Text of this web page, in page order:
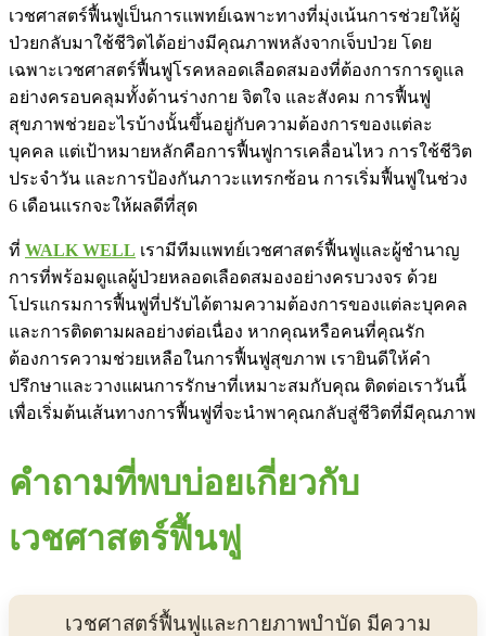
เวชศาสตร์ฟื้นฟูเป็นการแพทย์เฉพาะทางที่มุ่งเน้นการช่วยให้ผู้
ป่วยกลับมาใช้ชีวิตได้อย่างมีคุณภาพหลังจากเจ็บป่วย โดย
เฉพาะเวชศาสตร์ฟื้นฟูโรคหลอดเลือดสมองที่ต้องการการดูแล
อย่างครอบคลุมทั้งด้านร่างกาย จิตใจ และสังคม การฟื้นฟู
สุขภาพช่วยอะไรบ้างนั้นขึ้นอยู่กับความต้องการของแต่ละ
บุคคล แต่เป้าหมายหลักคือการฟื้นฟูการเคลื่อนไหว การใช้ชีวิต
ประจำวัน และการป้องกันภาวะแทรกซ้อน การเริ่มฟื้นฟูในช่วง
6 เดือนแรกจะให้ผลดีที่สุด
ที่ WALK WELL เรามีทีมแพทย์เวชศาสตร์ฟื้นฟูและผู้ชำนาญ
การที่พร้อมดูแลผู้ป่วยหลอดเลือดสมองอย่างครบวงจร ด้วย
โปรแกรมการฟื้นฟูที่ปรับได้ตามความต้องการของแต่ละบุคคล
และการติดตามผลอย่างต่อเนื่อง หากคุณหรือคนที่คุณรัก
ต้องการความช่วยเหลือในการฟื้นฟูสุขภาพ เรายินดีให้คำ
ปรึกษาและวางแผนการรักษาที่เหมาะสมกับคุณ ติดต่อเราวันนี้
เพื่อเริ่มต้นเส้นทางการฟื้นฟูที่จะนำพาคุณกลับสู่ชีวิตที่มีคุณภาพ
คำถามที่พบบ่อยเกี่ยวกับ
เวชศาสตร์ฟื้นฟู
เวชศาสตร์ฟื้นฟูและกายภาพบำบัด มีความ